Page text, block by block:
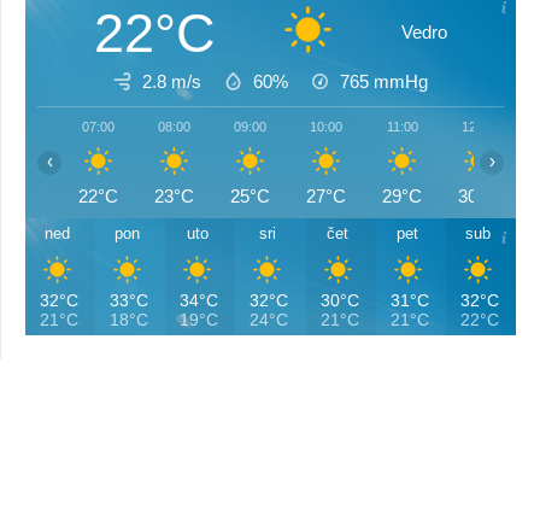
22°C Vedro
2.8 m/s 60% 765 mmHg
07:00
22°C
08:00
23°C
09:00
25°C
10:00
27°C
11:00
29°C
12:00
30°C
‹ ›
ned
32°C
21°C
pon
33°C
18°C
uto
34°C
19°C
sri
32°C
24°C
čet
30°C
21°C
pet
31°C
21°C
sub
32°C
22°C